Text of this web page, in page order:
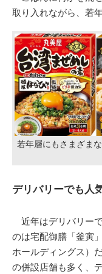
取り入れながら、若
若年層にもさまざま
デリバリーでも
近年はデリバリー
のは宅配御膳「釜寅
ホールディングス）
の併設店舗も多く、